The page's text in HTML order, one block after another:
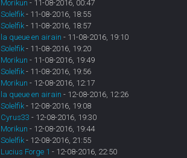
Morikun - 11-08-2016, 00:47
Solelfik- 11-08-2016, 18:55
Solelfik- 11-08-2016, 18:57
la queue en airain - 11-08-2016, 19:10
Solelfik- 11-08-2016, 19:20
Morikun - 11-08-2016, 19:49
Solelfik- 11-08-2016, 19:56
Morikun - 12-08-2016, 12:17
la queue en airain - 12-08-2016, 12:26
Solelfik- 12-08-2016, 19:08
Cyrus33 - 12-08-2016, 19:30
Morikun - 12-08-2016, 19:44
Solelfik- 12-08-2016, 21:55
Lucius Forge 1 - 12-08-2016, 22:50